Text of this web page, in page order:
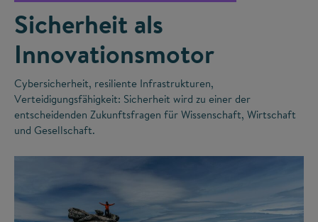
Sicherheit als
Innovationsmotor
Cybersicherheit, resiliente Infrastrukturen,
Verteidigungsfähigkeit: Sicherheit wird zu einer der
entscheidenden Zukunftsfragen für Wissenschaft, Wirtschaft
und Gesellschaft.